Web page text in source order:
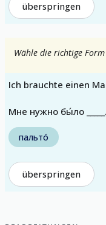
überspringen
Wähle die richtige Form
Ich brauchte einen
Мне нужно бы́ло _____.
пальто́
überspringen